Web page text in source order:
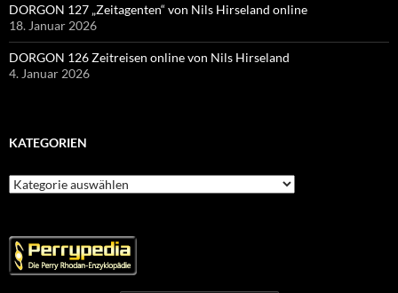
DORGON 127 „Zeitagenten“ von Nils Hirseland online
18. Januar 2026
DORGON 126 Zeitreisen online von Nils Hirseland
4. Januar 2026
KATEGORIEN
Kategorien